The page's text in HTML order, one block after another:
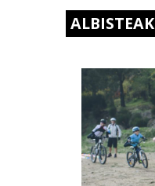
ALBISTEAK